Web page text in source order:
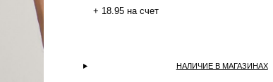
+ 18.95 на счет
НАЛИЧИЕ В МАГАЗИНАХ